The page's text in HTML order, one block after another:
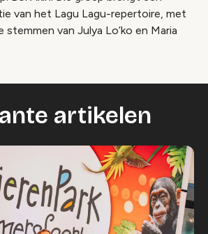
van het Lagu Lagu-repertoire, met
stemmen van Julya Lo’ko en Maria
artikelen